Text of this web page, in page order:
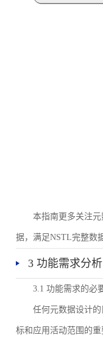
本指南更多关注
据，满足NSTL完整数
3 功能需求分析
3.1 功能需求的必
任何元数据设计
标和应用活动范围的